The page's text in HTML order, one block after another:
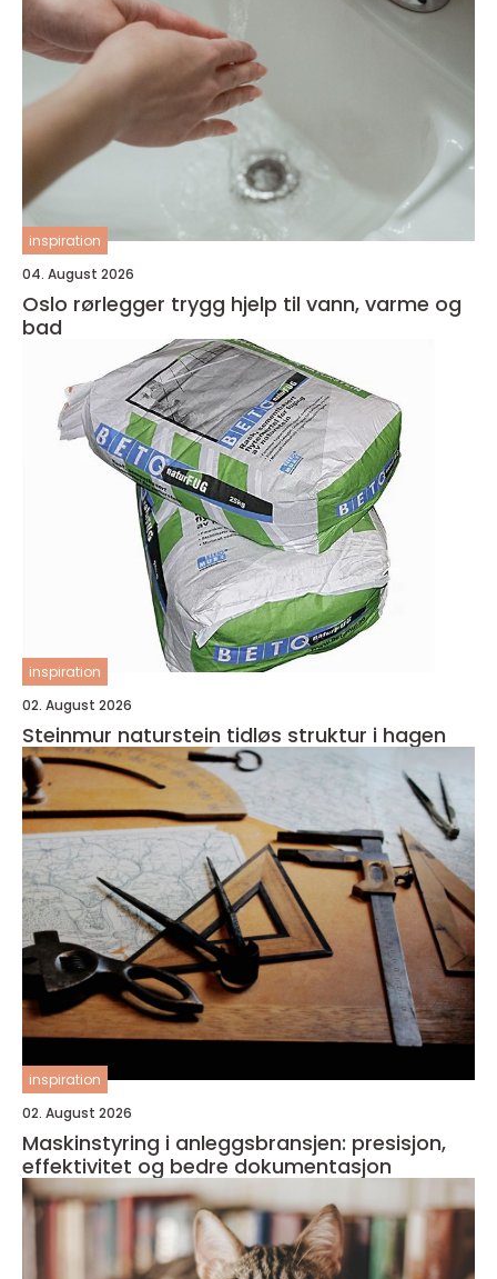
inspiration
04. August 2026
Oslo rørlegger trygg hjelp til vann, varme og
bad
inspiration
02. August 2026
Steinmur naturstein tidløs struktur i hagen
inspiration
02. August 2026
Maskinstyring i anleggsbransjen: presisjon,
effektivitet og bedre dokumentasjon